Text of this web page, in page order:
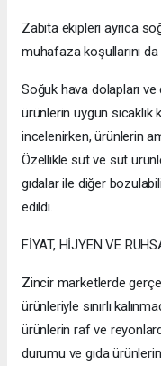
Zabıta ekipleri ayrıca
muhafaza koşullarını
Soğuk hava dolapları
ürünlerin uygun sıcaklık
incelenirken, ürünlerin
Özellikle süt ve süt
gıdalar ile diğer
edildi.
FİYAT, HİJYEN VE
Zincir marketlerde
ürünleriyle sınırlı
ürünlerin raf ve
durumu ve gıda